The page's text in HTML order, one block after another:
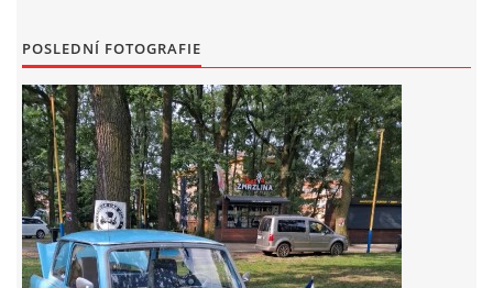
Vývozy a osvědčení
Benzín - Čas bioblaženosti přichází
Moderní nafta
Stanovy Old Fiat Clubu, z. s.
POSLEDNÍ FOTOGRAFIE